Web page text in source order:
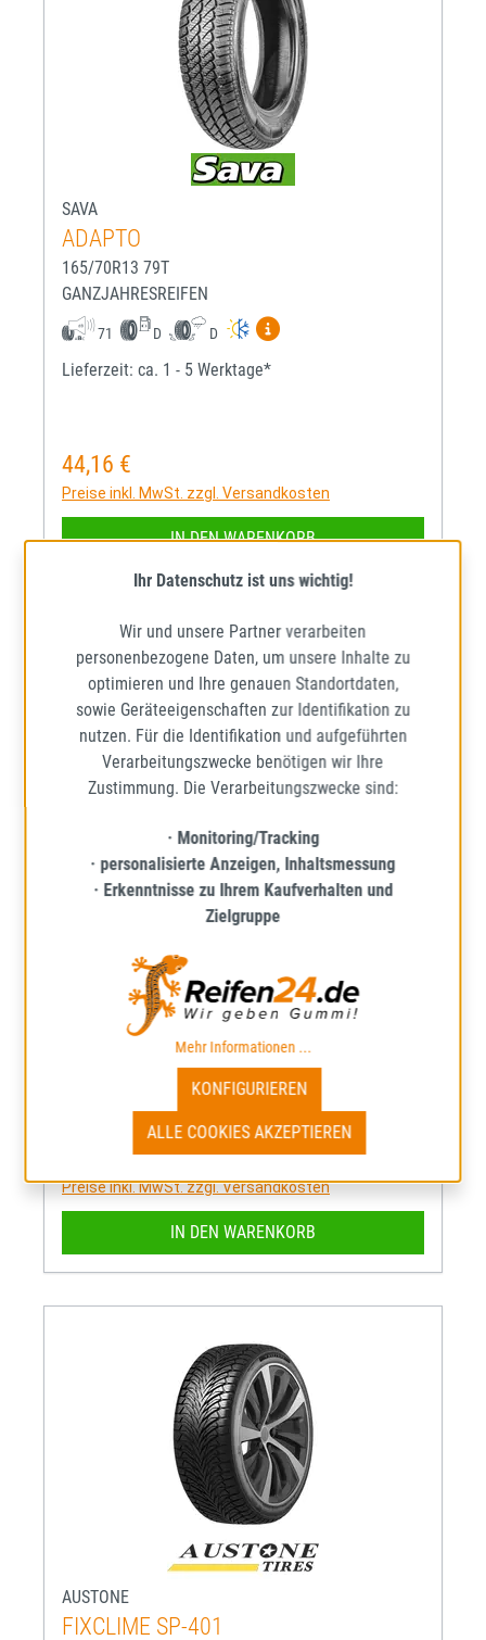
SAVA
ADAPTO
165/70R13 79T
GANZJAHRESREIFEN
71 D D
Mehr Informationen zum
Lieferzeit: ca. 1 - 5 Werktage*
Regulärer Preis:
44,16 €
Preise inkl. MwSt. zzgl. Versandkosten
IN DEN WARENKORB
GT-RADIAL
165/65R14 79T BSW
GANZJAHRESREIFEN
Mehr Informationen zum
Lieferzeit: ca. 1 - 5 Werktage*
Regulärer Preis:
Preise inkl. MwSt. zzgl. Versandkosten
IN DEN WARENKORB
AUSTONE
FIXCLIME SP-401
Ihr Datenschutz ist uns wichtig!
Wir und unsere Partner verarbeiten
personenbezogene Daten, um unsere Inhalte zu
optimieren und Ihre genauen Standortdaten,
sowie Geräteeigenschaften zur Identifikation zu
nutzen. Für die Identifikation und aufgeführten
Verarbeitungszwecke benötigen wir Ihre
Zustimmung. Die Verarbeitungszwecke sind:
· Monitoring/Tracking
· personalisierte Anzeigen, Inhaltsmessung
· Erkenntnisse zu Ihrem Kaufverhalten und
Zielgruppe
Mehr Informationen ...
KONFIGURIEREN
ALLE COOKIES AKZEPTIEREN